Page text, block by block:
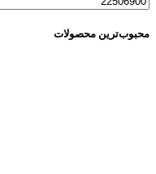
محبوب‌ترین محصولات